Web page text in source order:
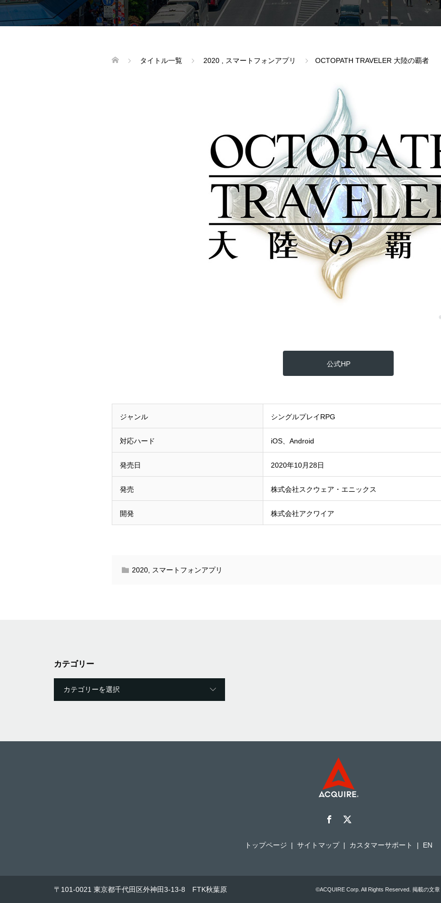
タイトル一覧 2020 スマートフォンアプリ OCTOPATH TRAVELER 大陸の覇者
公式HP
ジャンル シングルプレイRPG
対応ハード iOS、Android
発売日 2020年10月28日
発売 株式会社スクウェア・エニックス
開発 株式会社アクワイア
2020 スマートフォンアプリ
カテゴリー
トップページ サイトマップ カスタマーサポート EN
〒101-0021 東京都千代田区外神田3-13-8 FTK秋葉原 ©ACQUIRE Corp. All Rights Reserved. 掲載の文章